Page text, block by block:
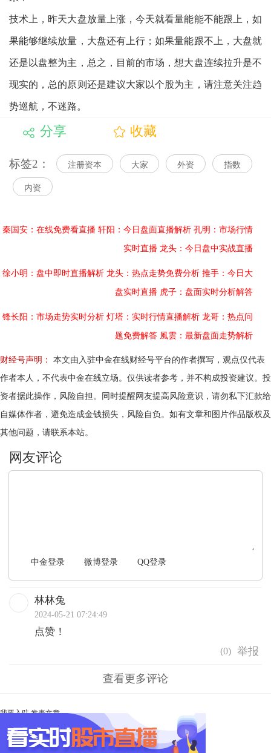
技术上，昨天大盘放量上涨，今天就看量能能不能跟上，如
果能够继续放量，大盘还有上行；如果量能跟不上，大盘就
还是以盘整为主，总之，目前的市场，想大盘连续拉升是不
现实的，总的原则还是建议大家以个股为主，请注意关注趋
势巡航，不迷路。
分享 收藏
标签2： 注册资本 大家 外资 指数
内资
秦国安：在线免费看直播 轩阳：今日盘面直播解析 孔明：市场行情
实时直播 龙头：今日盘中实战直播
徐小明：盘中即时直播解析 龙头：热点走势免费分析 推手：今日大
盘实时直播 虎子：盘面实时分析解答
锋长阳：市场走势实时分析 灯塔：实时行情直播解析 龙哥：热点问
题免费解答 風雲：最新盘面走势解析
财经号声明：
本文由入驻中金在线财经号平台的作者撰写，观点仅代表
作者本人，不代表中金在线立场。仅供读者参考，并不构成投资建议。投
资者据此操作，风险自担。同时提醒网友提高风险意识，请勿私下汇款给
自媒体作者，避免造成金钱损失，风险自负。如有文章和图片作品版权及
其他问题，请联系本站。
中金登录 微博登录 QQ登录
林林兔
2024-05-21 07:24:49
点赞！
(0)
查看更多评论
我要入驻 发表文章
Ta未开启直播